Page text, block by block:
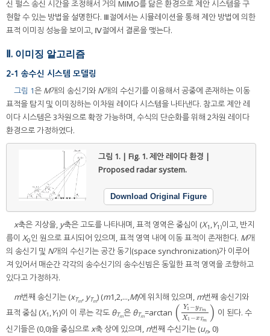
신 펄스 송신 시간을 조정해서 거의 MIMO를 닮은 환경으로 제안 시스템을 구
현할 수 있는 방법을 설명한다. Ⅲ절에서는 시뮬레이션을 통해 제안 방법에 의한
표적 이미징 성능을 보이고, Ⅳ절에서 결론을 맺는다.
Ⅱ. 이미징 알고리즘
2-1 송수신 시스템 모델링
그림 1은 M개의 송신기와 N개의 수신기를 이용해서 공중에 존재하는 이동
표적을 탐지 및 이미징하는 이차원 레이다 시스템을 나타낸다. 참고로 제안 레
이다 시스템은 3차원으로 확장 가능하며, 수식의 단순화를 위해 2차원 레이다
환경으로 가정하였다.
그림 1. | Fig. 1.제안 레이다 환경 |
Proposed radar system.
Download Original Figure
x축은 지상을, y축은 고도를 나타내며, 표적 영역은 중심이 (X1 ,Y1)이고, 반지
름이 X0인 원으로 표시되어 있으며, 표적 영역 내에 이동 표적이 존재한다. M개
의 송신기 및 N개의 수신기는 공간 동기(space synchronization)가 이루어
져 있어서 매순간 각각의 송수신기의 송수신빔은 동일한 표적 영역을 조향하고
있다고 가정하자.
m번째 송신기는 (xTm, yTm) (m1,2,...,M)에 위치해 있으며, m번째 송신기와
표적 중심 (X1 ,Y1)이 이 루는 각도 θTm은 θTm=arctan ( Y1 −yTm
X1 −xTm )
(Y 1−yTmX 1− x m)
이 된다. 수
신기들은 (0,0)을 중심으로x축 상에 있으며, n번째 수신기는 (un, 0)